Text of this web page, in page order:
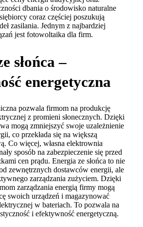
dbania o środowisko naturalne
coraz częściej poszukują
zasilania. Jednym z najbardziej
jest fotowoltaika dla firm.
słońca –
energetyczna
pozwala firmom na produkcję
z promieni słonecznych. Dzięki
mogą zmniejszyć swoje uzależnienie
co przekłada się na większą
Co więcej, własna elektrownia
sposób na zabezpieczenie się przed
cen prądu. Energia ze słońca to nie
zewnętrznych dostawców energii, ale
zarządzania zużyciem. Dzięki
zarządzania energią firmy mogą
swoich urządzeń i magazynować
w bateriach. To pozwala na
i efektywność energetyczną.